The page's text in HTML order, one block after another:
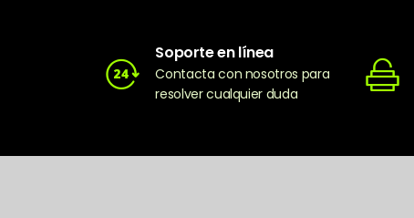
Soporte en línea
Contacta con nosotros para
resolver cualquier duda